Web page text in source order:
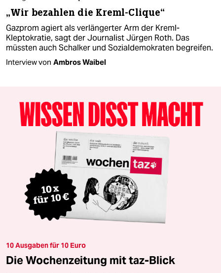
„Wir bezahlen die Kreml-Clique“
Gazprom agiert als verlängerter Arm der Kreml-
Kleptokratie, sagt der Journalist Jürgen Roth. Das
müssten auch Schalker und Sozialdemokraten begreifen.
Interview von Ambros Waibel
10 Ausgaben für 10 Euro
Die Wochenzeitung mit taz-Blick